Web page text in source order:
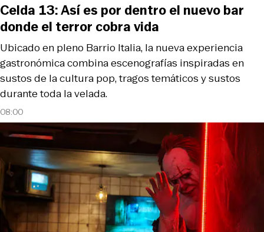
08:00
Ubicado en pleno Barrio Italia, la nueva experiencia
gastronómica combina escenografías inspiradas en
sustos de la cultura pop, tragos temáticos y sustos
durante toda la velada.
Celda 13: Así es por dentro el nuevo bar
donde el terror cobra vida